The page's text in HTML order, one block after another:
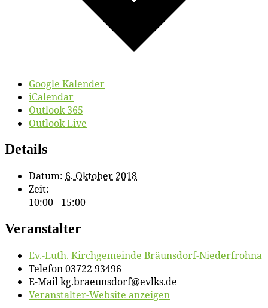
Google Kalender
iCalendar
Outlook 365
Outlook Live
Details
Datum: 6. Oktober 2018
Zeit:
10:00 - 15:00
Veranstalter
Ev.-Luth. Kirch­ge­mein­de Bräunsdorf-Niederfrohna
Telefon03722 93496
E-Mailkg.braeunsdorf@evlks.de
Veranstalter-Website anzeigen